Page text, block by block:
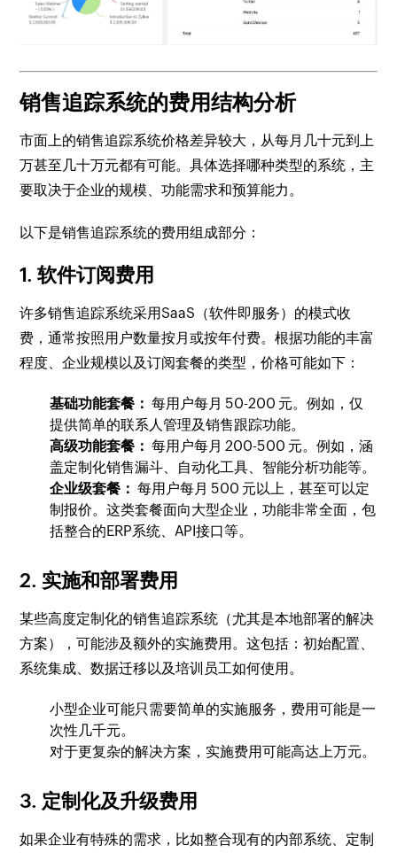
销售追踪系统的费用结构分析
市面上的销售追踪系统价格差异较大，从每月几十元到上
万甚至几十万元都有可能。具体选择哪种类型的系统，主
要取决于企业的规模、功能需求和预算能力。
以下是销售追踪系统的费用组成部分：
1. 软件订阅费用
许多销售追踪系统采用SaaS（软件即服务）的模式收
费，通常按照用户数量按月或按年付费。根据功能的丰富
程度、企业规模以及订阅套餐的类型，价格可能如下：
基础功能套餐： 每用户每月 50-200 元。例如，仅
提供简单的联系人管理及销售跟踪功能。
高级功能套餐： 每用户每月 200-500 元。例如，涵
盖定制化销售漏斗、自动化工具、智能分析功能等。
企业级套餐： 每用户每月 500 元以上，甚至可以定
制报价。这类套餐面向大型企业，功能非常全面，包
括整合的ERP系统、API接口等。
2. 实施和部署费用
某些高度定制化的销售追踪系统（尤其是本地部署的解决
方案），可能涉及额外的实施费用。这包括：初始配置、
系统集成、数据迁移以及培训员工如何使用。
小型企业可能只需要简单的实施服务，费用可能是一
次性几千元。
对于更复杂的解决方案，实施费用可能高达上万元。
3. 定制化及升级费用
如果企业有特殊的需求，比如整合现有的内部系统、定制